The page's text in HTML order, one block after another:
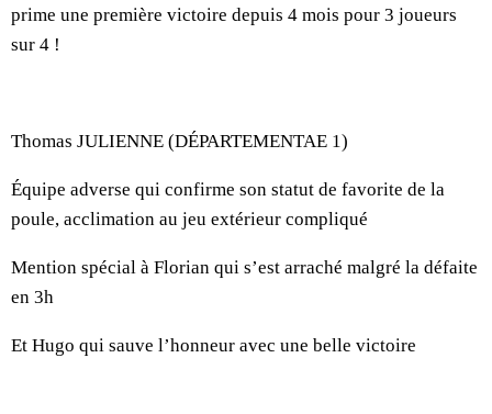
prime une première victoire depuis 4 mois pour 3 joueurs
sur 4 !
Thomas JULIENNE (DÉPARTEMENTAE 1)
Équipe adverse qui confirme son statut de favorite de la
poule, acclimation au jeu extérieur compliqué
Mention spécial à Florian qui s’est arraché malgré la défaite
en 3h
Et Hugo qui sauve l’honneur avec une belle victoire